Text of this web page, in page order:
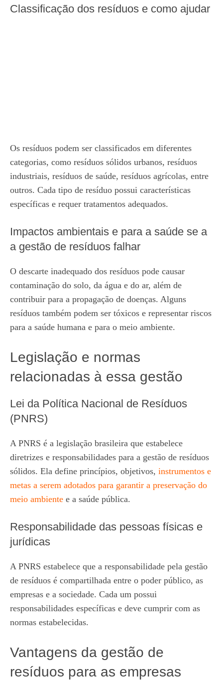
Classificação dos resíduos e como ajudar
Os resíduos podem ser classificados em diferentes
categorias, como resíduos sólidos urbanos, resíduos
industriais, resíduos de saúde, resíduos agrícolas, entre
outros. Cada tipo de resíduo possui características
específicas e requer tratamentos adequados.
Impactos ambientais e para a saúde se a
a gestão de resíduos falhar
O descarte inadequado dos resíduos pode causar
contaminação do solo, da água e do ar, além de
contribuir para a propagação de doenças. Alguns
resíduos também podem ser tóxicos e representar riscos
para a saúde humana e para o meio ambiente.
Legislação e normas
relacionadas à essa gestão
Lei da Política Nacional de Resíduos
(PNRS)
A PNRS é a legislação brasileira que estabelece
diretrizes e responsabilidades para a gestão de resíduos
sólidos. Ela define princípios, objetivos, instrumentos e
metas a serem adotados para garantir a preservação do
meio ambiente e a saúde pública.
Responsabilidade das pessoas físicas e
jurídicas
A PNRS estabelece que a responsabilidade pela gestão
de resíduos é compartilhada entre o poder público, as
empresas e a sociedade. Cada um possui
responsabilidades específicas e deve cumprir com as
normas estabelecidas.
Vantagens da gestão de
resíduos para as empresas